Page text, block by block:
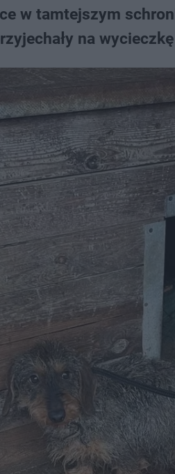
w tamtejszym
na